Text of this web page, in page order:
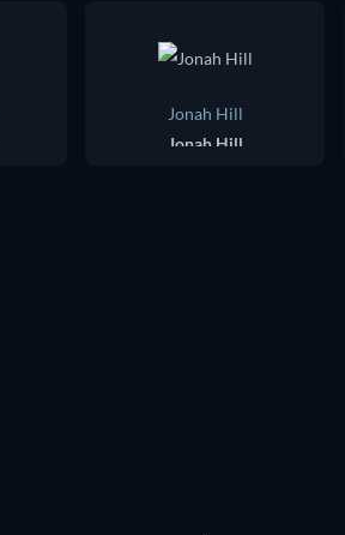
Jonah Hill
Jonah Hill